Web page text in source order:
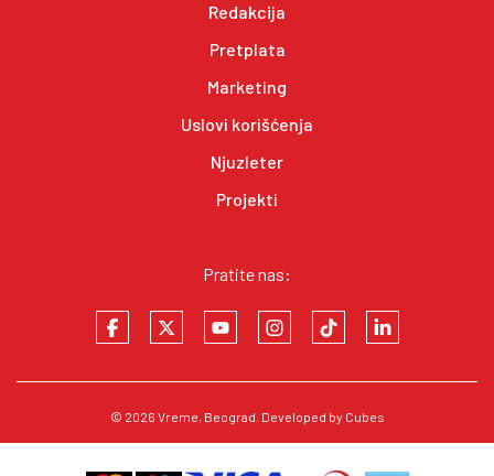
Redakcija
Pretplata
Marketing
Uslovi korišćenja
Njuzleter
Projekti
Pratite nas:
© 2026 Vreme, Beograd. Developed by Cubes